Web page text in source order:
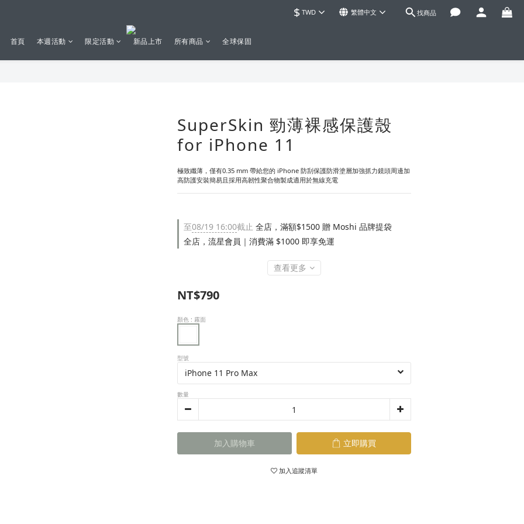
$ TWD 繁體中文 找商品
首頁 本週活動 限定活動 新品上市 所有商品 全球保固
SuperSkin 勁薄裸感保護殼
for iPhone 11
極致纖薄，僅有0.35 mm 帶給您的 iPhone 防刮保護防滑塗層加強抓力鏡頭周邊加
高防護安裝簡易且採用高韌性聚合物製成適用於無線充電
至08/19 16:00截止 全店，滿額$1500 贈 Moshi 品牌提袋
全店，流星會員｜消費滿 $1000 即享免運
查看更多
NT$790
顏色 : 霧面
型號
數量
加入購物車 立即購買
加入追蹤清單